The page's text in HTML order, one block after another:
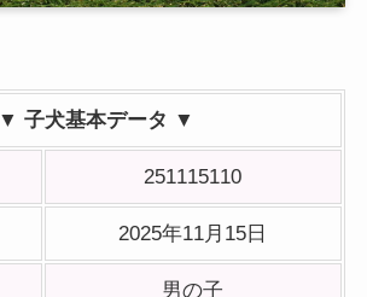
▼ 子犬基本データ ▼
251115110
2025年11月15日
男の子